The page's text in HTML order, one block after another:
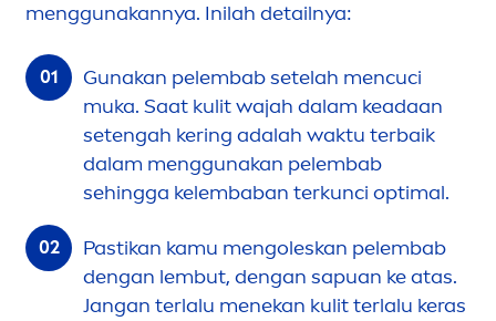
menggunakannya. Inilah detailnya:
Gunakan pelembab setelah mencuci
muka. Saat kulit wajah dalam keadaan
setengah kering adalah waktu terbaik
dalam menggunakan pelembab
sehingga kelembaban terkunci optimal.
Pastikan kamu mengoleskan pelembab
dengan lembut, dengan sapuan ke atas.
Jangan terlalu menekan kulit terlalu keras